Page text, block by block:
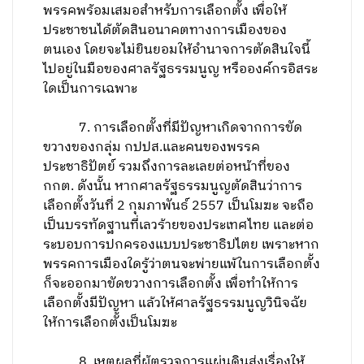
พรรคพร้อมเสมอสำหรับการเลือกตั้ง เพื่อให้
ประชาชนได้ตัดสินอนาคตทางการเมืองของ
ตนเอง โดยจะไม่ยินยอมให้อำนาจการตัดสินใจนี้
ไปอยู่ในมือของศาลรัฐธรรมนูญ หรือองค์กรอิสระ
ใดเป็นการเฉพาะ
7. การเลือกตั้งที่มีปัญหาเกิดจากการขัด
ขวางของกลุ่ม กปปส.และคนของพรรค
ประชาธิปัตย์ รวมถึงการละเลยต่อหน้าที่ของ
กกต. ดังนั้น หากศาลรัฐธรรมนูญตัดสินว่าการ
เลือกตั้งวันที่ 2 กุมภาพันธ์ 2557 เป็นโมฆะ จะถือ
เป็นบรรทัดฐานที่เลวร้ายของประเทศไทย และต่อ
ระบอบการปกครองแบบประชาธิปไตย เพราะหาก
พรรคการเมืองใดรู้ว่าตนจะพ่ายแพ้ในการเลือกตั้ง
ก็จะออกมาขัดขวางการเลือกตั้ง เพื่อทำให้การ
เลือกตั้งมีปัญหา แล้วให้ศาลรัฐธรรมนูญวินิจฉัย
ให้การเลือกตั้งเป็นโมฆะ